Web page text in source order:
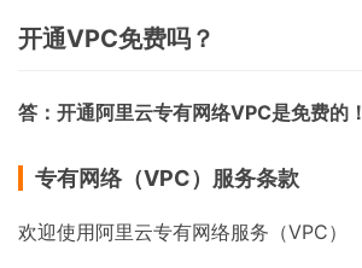
开通VPC免费吗？
答：开通阿里云专有网络VPC是免费的！
专有网络（VPC）服务条款
欢迎使用阿里云专有网络服务（VPC）